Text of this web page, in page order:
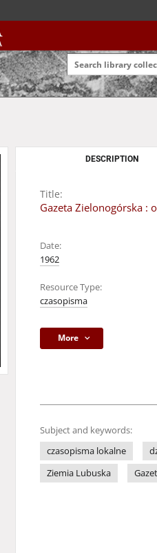
DESCRIPTION
Title:
Gazeta Zielonogórska :
Date:
1962
Resource Type:
czasopisma
More
Subject and keywords:
czasopisma lokalne
Ziemia Lubuska